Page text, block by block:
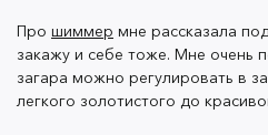
Вечером я с друзьями и
Про шиммер мне рассказала
закажу и себе тоже. Мне очень
загара можно регулировать в
легкого золотистого до